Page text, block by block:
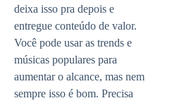
deixa isso pra depois e
entregue conteúdo de valor.
Você pode usar as trends e
músicas populares para
aumentar o alcance, mas nem
sempre isso é bom. Precisa